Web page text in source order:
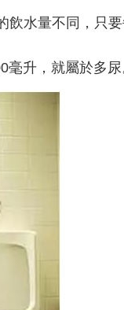
水量不同，只要
毫升，就屬於多